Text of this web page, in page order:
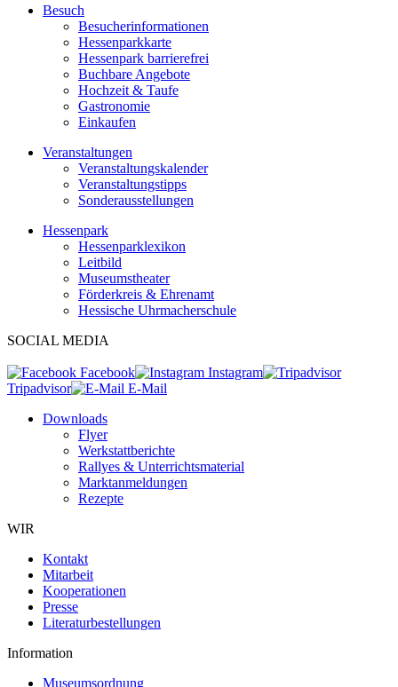
Besuch
Besucherinformationen
Hessenparkkarte
Hessenpark barrierefrei
Buchbare Angebote
Hochzeit & Taufe
Gastronomie
Einkaufen
Veranstaltungen
Veranstaltungskalender
Veranstaltungstipps
Sonderausstellungen
Hessenpark
Hessenparklexikon
Leitbild
Museumstheater
Förderkreis & Ehrenamt
Hessische Uhrmacherschule
SOCIAL MEDIA
Facebook
Instagram
Tripadvisor
E-Mail
Downloads
Flyer
Werkstattberichte
Rallyes & Unterrichtsmaterial
Marktanmeldungen
Rezepte
WIR
Kontakt
Mitarbeit
Kooperationen
Presse
Literaturbestellungen
Information
Museumsordnung